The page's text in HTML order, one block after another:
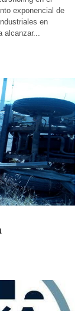
exponencial de
en
alcanzar...